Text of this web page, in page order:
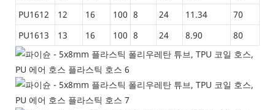
PU1612
12 16 100 8 24 11.34
70
PU1613
13 16 100 8 24 8.90 80